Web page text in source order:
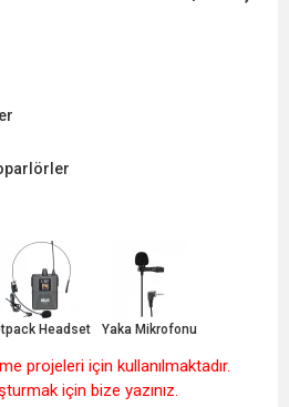
Headset Yaka Mikrofonu
projeleri için kullanılmaktadır.
için bize yazınız.